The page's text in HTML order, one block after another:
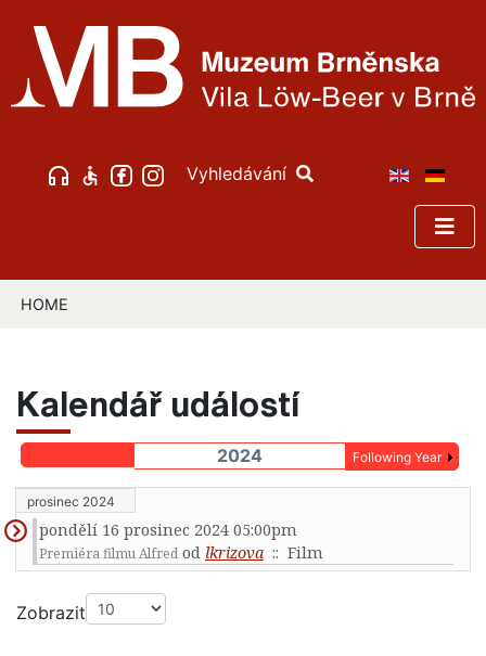
Vyhledávání
HOME
Kalendář událostí
2024 Following Year
prosinec 2024
pondělí 16 prosinec 2024 05:00pm
Premiéra filmu Alfred od lkrizova :: Film
Pagination List Limit
Zobrazit